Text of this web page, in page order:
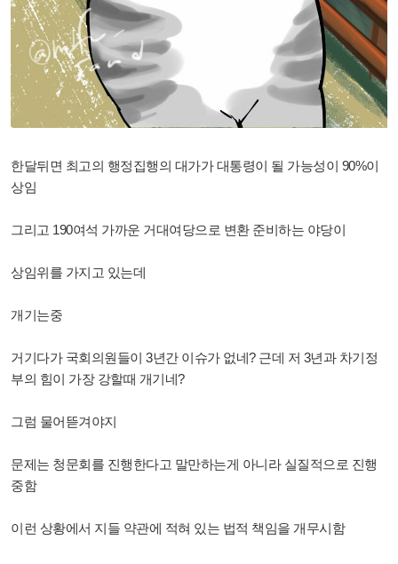
한달뒤면 최고의 행정집행의 대가가 대통령이 될 가능성이 90%이
상임
그리고 190여석 가까운 거대여당으로 변환 준비하는 야당이
상임위를 가지고 있는데
개기는중
거기다가 국회의원들이 3년간 이슈가 없네? 근데 저 3년과 차기정
부의 힘이 가장 강할때 개기네?
그럼 물어뜯겨야지
문제는 청문회를 진행한다고 말만하는게 아니라 실질적으로 진행
중함
이런 상황에서 지들 약관에 적혀 있는 법적 책임을 개무시함